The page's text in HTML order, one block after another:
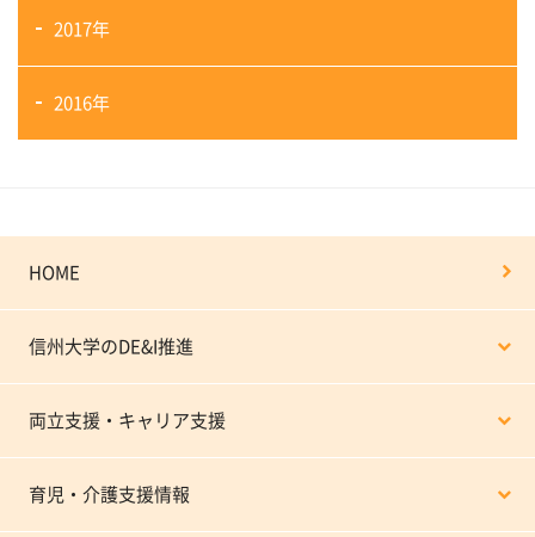
2017年
2016年
HOME
信州大学のDE&I推進
両立支援・キャリア支援
育児・介護支援情報